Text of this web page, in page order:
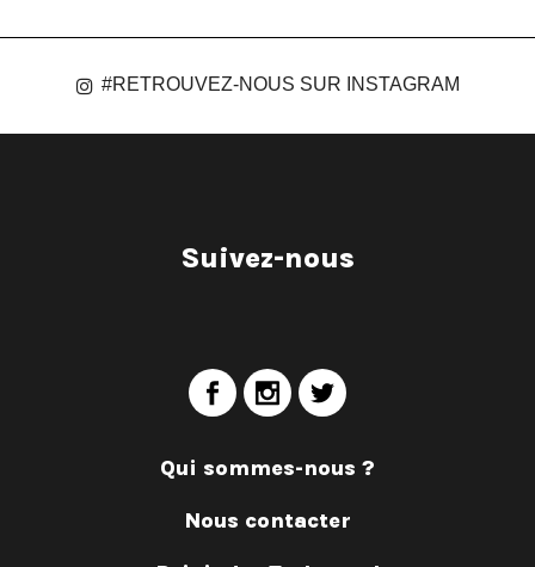
#RETROUVEZ-NOUS SUR INSTAGRAM
Suivez-nous
Qui sommes-nous ?
Nous contacter